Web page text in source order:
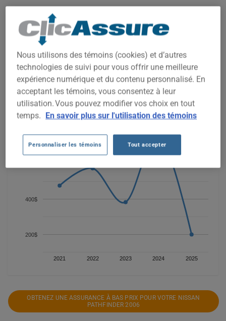
Les primes d'assurance pour le Nissan Pathfinder 2006
montrent une fluctuation notable entre 2023 et 2025. Après
avoir doublé de 384 $ à 769 $ entre 2023 et 2024, les coûts
chutent considérablement à 201 $ en 2025, suggérant peut-être
une réévaluation du risque pour ce modèle vieillissant.
Pour trouver la meilleur assurance pour votre véhicule NISSAN
PATHFINDER 2006, il est plus important que jamais de
comparer les options disponibles.
2021 2022 2023 2024 2025
200$
400$
OBTENEZ UNE ASSURANCE À BAS PRIX POUR VOTRE NISSAN
PATHFINDER 2006
Nous utilisons des témoins (cookies) et d’autres
technologies de suivi pour vous offrir une meilleure
expérience numérique et du contenu personnalisé. En
acceptant les témoins, vous consentez à leur
utilisation. Vous pouvez modifier vos choix en tout
temps. En savoir plus sur l'utilisation des témoins
Personnaliser les témoins Tout accepter